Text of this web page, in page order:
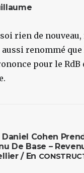
rien de nouveau,
renommé
pour le RdB
Daniel Cohen
De Base –
/ En